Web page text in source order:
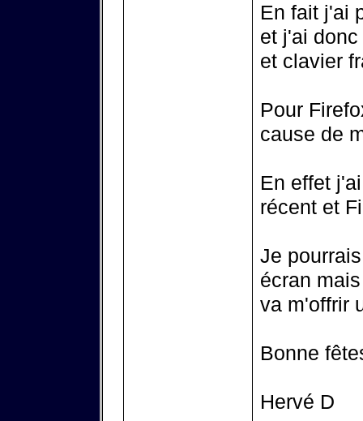
En fait j'ai
et j'ai
et clavier
Pour
cause de
En effet
récent et
Je
écran
va m'offrir
Bonne
Hervé D